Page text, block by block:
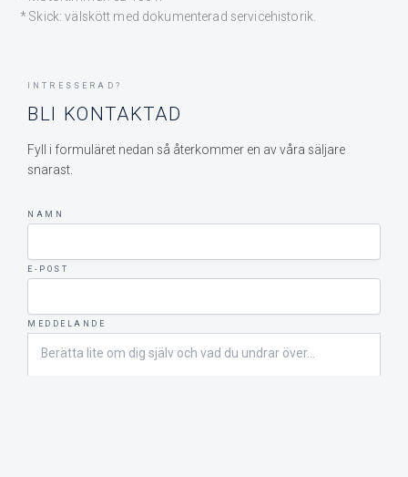
* Skick: välskött med dokumenterad servicehistorik.
INTRESSERAD?
BLI KONTAKTAD
Fyll i formuläret nedan så återkommer en av våra säljare
snarast.
NAMN
E-POST
MEDDELANDE